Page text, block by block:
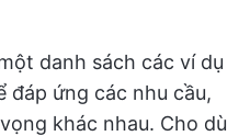
danh sách các ví dụ
đáp ứng các nhu cầu,
khác nhau. Cho dù